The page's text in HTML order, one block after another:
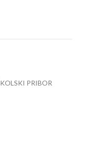
PRIBOR